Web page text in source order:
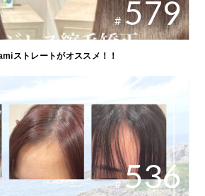
# 579
ストレートがオススメ！！
# 536